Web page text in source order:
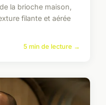
la brioche maison,
filante et aérée
5 min de lecture →